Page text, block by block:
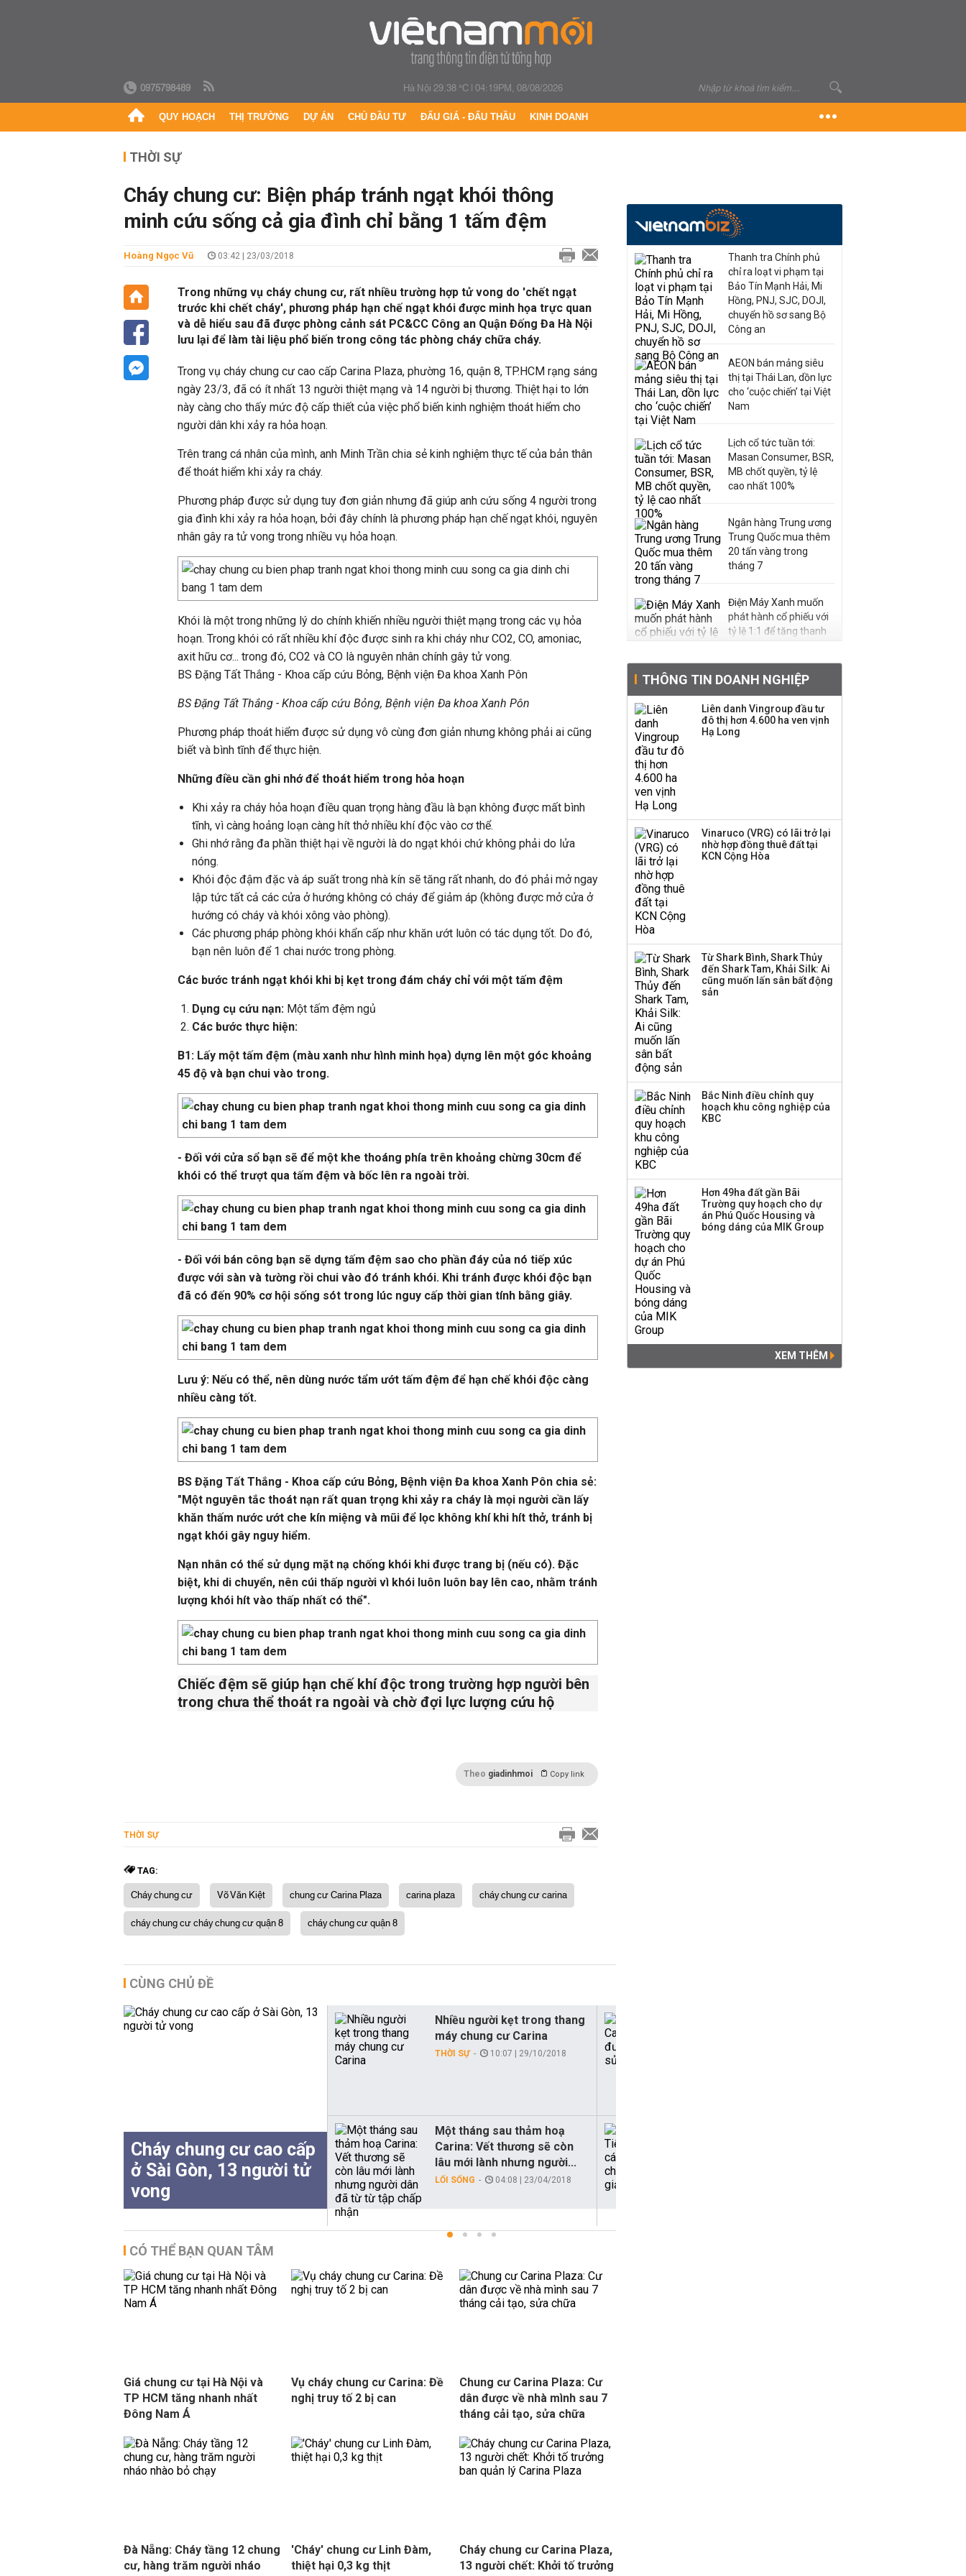
0975798489 Hà Nội 29.38 °C|04:19PM, 08/08/2026
QUY HOẠCH THỊ TRƯỜNG DỰ ÁN CHỦ ĐẦU TƯ ĐẤU GIÁ - ĐẤU THẦU KINH DOANH
THỜI SỰ
Cháy chung cư: Biện pháp tránh ngạt khói thông
minh cứu sống cả gia đình chỉ bằng 1 tấm đệm
Hoàng Ngọc Vũ 03:42 | 23/03/2018
Trong những vụ cháy chung cư, rất nhiều trường hợp tử vong do 'chết ngạt
trước khi chết cháy', phương pháp hạn chế ngạt khói được minh họa trực quan
và dễ hiểu sau đã được phòng cảnh sát PC&CC Công an Quận Đống Đa Hà Nội
lưu lại để làm tài liệu phổ biến trong công tác phòng cháy chữa cháy.
Trong vụ cháy chung cư cao cấp Carina Plaza, phường 16, quận 8, TP.HCM rạng sáng
ngày 23/3, đã có ít nhất 13 người thiệt mạng và 14 người bị thương. Thiệt hại to lớn
này càng cho thấy mức độ cấp thiết của việc phổ biến kinh nghiệm thoát hiểm cho
người dân khi xảy ra hỏa hoạn.
Trên trang cá nhân của mình, anh Minh Trần chia sẻ kinh nghiệm thực tế của bản thân
để thoát hiểm khi xảy ra cháy.
Phương pháp được sử dụng tuy đơn giản nhưng đã giúp anh cứu sống 4 người trong
gia đình khi xảy ra hỏa hoạn, bởi đây chính là phương pháp hạn chế ngạt khói, nguyên
nhân gây ra tử vong trong nhiều vụ hỏa hoạn.
Khói là một trong những lý do chính khiến nhiều người thiệt mạng trong các vụ hỏa
hoạn. Trong khói có rất nhiều khí độc được sinh ra khi cháy như CO2, CO, amoniac,
axit hữu cơ... trong đó, CO2 và CO là nguyên nhân chính gây tử vong.
BS Đặng Tất Thắng - Khoa cấp cứu Bỏng, Bệnh viện Đa khoa Xanh Pôn
BS Đặng Tất Thắng - Khoa cấp cứu Bỏng, Bệnh viện Đa khoa Xanh Pôn
Phương pháp thoát hiểm được sử dụng vô cùng đơn giản nhưng không phải ai cũng
biết và bình tĩnh để thực hiện.
Những điều cần ghi nhớ để thoát hiểm trong hỏa hoạn
Khi xảy ra cháy hỏa hoạn điều quan trọng hàng đầu là bạn không được mất bình
tĩnh, vì càng hoảng loạn càng hít thở nhiều khí độc vào cơ thể.
Ghi nhớ rằng đa phần thiệt hại về người là do ngạt khói chứ không phải do lửa
nóng.
Khói độc đậm đặc và áp suất trong nhà kín sẽ tăng rất nhanh, do đó phải mở ngay
lập tức tất cả các cửa ở hướng không có cháy để giảm áp (không được mở cửa ở
hướng có cháy và khói xông vào phòng).
Các phương pháp phòng khói khẩn cấp như khăn ướt luôn có tác dụng tốt. Do đó,
bạn nên luôn để 1 chai nước trong phòng.
Các bước tránh ngạt khói khi bị kẹt trong đám cháy chỉ với một tấm đệm
Dụng cụ cứu nạn: Một tấm đệm ngủ
Các bước thực hiện:
B1: Lấy một tấm đệm (màu xanh như hình minh họa) dựng lên một góc khoảng
45 độ và bạn chui vào trong.
- Đối với cửa sổ bạn sẽ để một khe thoáng phía trên khoảng chừng 30cm để
khói có thể trượt qua tấm đệm và bốc lên ra ngoài trời.
- Đối với bán công bạn sẽ dựng tấm đệm sao cho phần đáy của nó tiếp xúc
được với sàn và tường rồi chui vào đó tránh khói. Khi tránh được khói độc bạn
đã có đến 90% cơ hội sống sót trong lúc nguy cấp thời gian tính bằng giây.
Lưu ý: Nếu có thể, nên dùng nước tẩm ướt tấm đệm để hạn chế khói độc càng
nhiều càng tốt.
BS Đặng Tất Thắng - Khoa cấp cứu Bỏng, Bệnh viện Đa khoa Xanh Pôn chia sẻ:
"Một nguyên tắc thoát nạn rất quan trọng khi xảy ra cháy là mọi người cần lấy
khăn thấm nước ướt che kín miệng và mũi để lọc không khí khi hít thở, tránh bị
ngạt khói gây nguy hiểm.
Nạn nhân có thể sử dụng mặt nạ chống khói khi được trang bị (nếu có). Đặc
biệt, khi di chuyển, nên cúi thấp người vì khói luôn luôn bay lên cao, nhằm tránh
lượng khói hít vào thấp nhất có thể".
Chiếc đệm sẽ giúp hạn chế khí độc trong trường hợp người bên
trong chưa thể thoát ra ngoài và chờ đợi lực lượng cứu hộ
Theo giadinhmoi Copy link
THỜI SỰ
TAG:
Cháy chung cư Võ Văn Kiệt chung cư Carina Plaza carina plaza
cháy chung cư carina
cháy chung cư cháy chung cư quận 8
cháy chung cư quận 8
CÙNG CHỦ ĐỀ
Cháy chung cư cao cấp
ở Sài Gòn, 13 người tử
vong
Nhiều người kẹt trong thang
máy chung cư Carina
THỜI SỰ 10:07 | 29/10/2018
Một tháng sau thảm hoạ
Carina: Vết thương sẽ còn
lâu mới lành nhưng người...
LỐI SỐNG 04:08 | 23/04/2018
CÓ THỂ BẠN QUAN TÂM
Giá chung cư tại Hà Nội và
TP HCM tăng nhanh nhất
Đông Nam Á
Vụ cháy chung cư Carina: Đề
nghị truy tố 2 bị can
Chung cư Carina Plaza: Cư
dân được về nhà mình sau 7
tháng cải tạo, sửa chữa
Đà Nẵng: Cháy tầng 12 chung
cư, hàng trăm người nháo
'Cháy' chung cư Linh Đàm,
thiệt hại 0,3 kg thịt
Cháy chung cư Carina Plaza,
13 người chết: Khởi tố trưởng
Thanh tra Chính phủ
chỉ ra loạt vi phạm tại
Bảo Tín Mạnh Hải, Mi
Hồng, PNJ, SJC, DOJI,
chuyển hồ sơ sang Bộ
Công an
AEON bán mảng siêu
thị tại Thái Lan, dồn lực
cho ‘cuộc chiến’ tại Việt
Nam
Lịch cổ tức tuần tới:
Masan Consumer, BSR,
MB chốt quyền, tỷ lệ
cao nhất 100%
Ngân hàng Trung ương
Trung Quốc mua thêm
20 tấn vàng trong
tháng 7
Điện Máy Xanh muốn
phát hành cổ phiếu với
tỷ lệ 1:1 để tăng thanh
Sau nhịp điều chỉnh
mạnh, CTCK nhìn thấy
cơ hội ở nhóm cổ phiếu
nào?
hàng
TOP 10 ngân hàng lãi
Công ty 100 tỷ của
Huấn Hoa Hồng bỗng
dưng ‘biến mất’, một
THÔNG TIN DOANH NGHIỆP
Liên danh Vingroup đầu tư
đô thị hơn 4.600 ha ven vịnh
Hạ Long
Vinaruco (VRG) có lãi trở lại
nhờ hợp đồng thuê đất tại
KCN Cộng Hòa
Từ Shark Bình, Shark Thủy
đến Shark Tam, Khải Silk: Ai
cũng muốn lấn sân bất động
sản
Bắc Ninh điều chỉnh quy
hoạch khu công nghiệp của
KBC
Hơn 49ha đất gần Bãi
Trường quy hoạch cho dự
án Phú Quốc Housing và
bóng dáng của MIK Group
XEM THÊM